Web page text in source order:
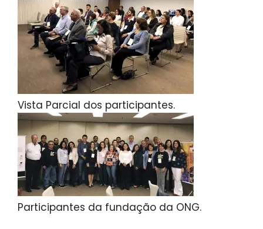
Vista Parcial dos participantes.
Participantes da fundação da ONG.